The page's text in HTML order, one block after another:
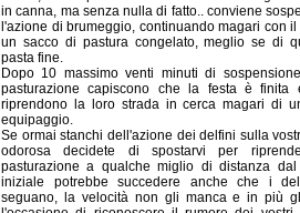
in canna, ma senza nulla di fatto.. conviene
l'azione di brumeggio, continuando magari con
un sacco di pastura congelato, meglio se di
pasta fine.
Dopo 10 massimo venti minuti di
pasturazione capiscono che la festa è finita
riprendono la loro strada in cerca magari di
equipaggio.
Se ormai stanchi dell'azione dei delfini sulla
odorosa decidete di spostarvi per
pasturazione a qualche miglio di distanza dal
iniziale potrebbe succedere anche che i
seguano, la velocità non gli manca e in più